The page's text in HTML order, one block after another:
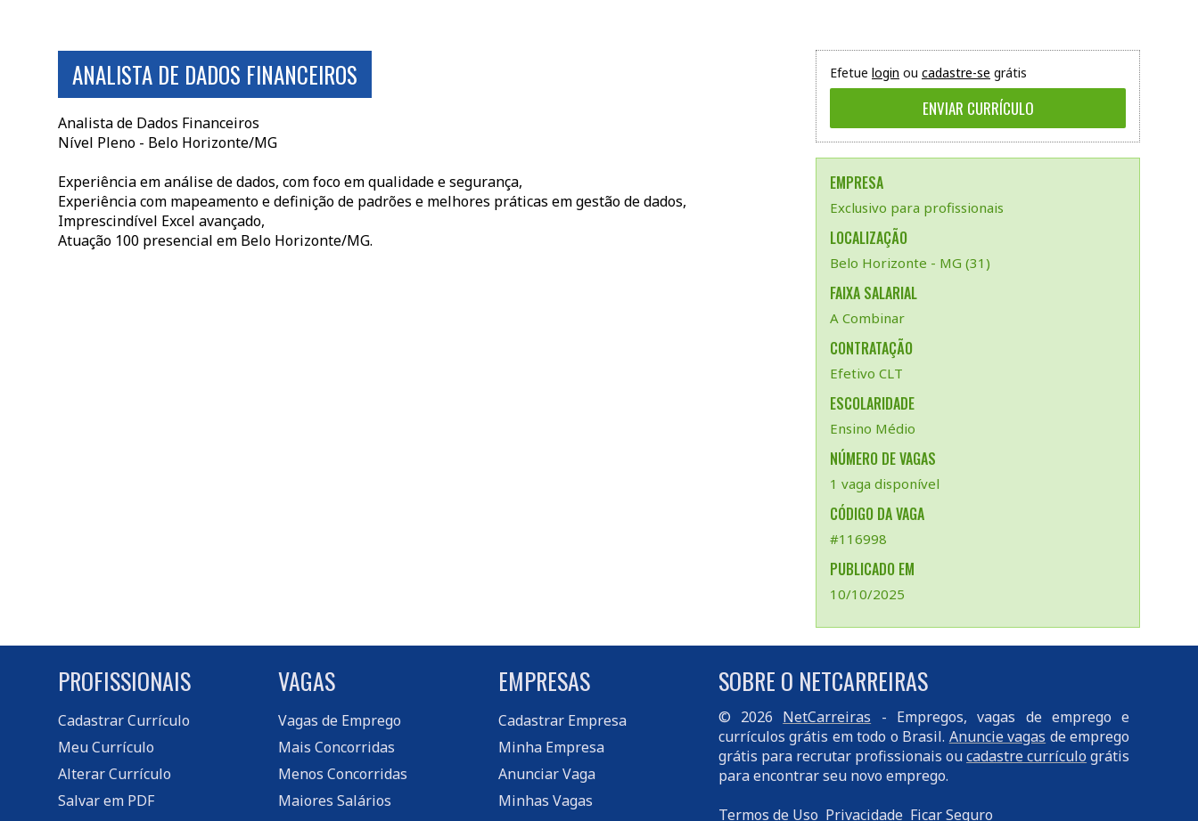
Efetue login ou cadastre-se grátis
EMPRESA
Exclusivo para profissionais
LOCALIZAÇÃO
Belo Horizonte - MG (31)
FAIXA SALARIAL
A Combinar
CONTRATAÇÃO
Efetivo CLT
ESCOLARIDADE
Ensino Médio
NÚMERO DE VAGAS
1 vaga disponível
CÓDIGO DA VAGA
#116998
PUBLICADO EM
10/10/2025
ANALISTA DE DADOS FINANCEIROS
Analista de Dados Financeiros
Nível Pleno - Belo Horizonte/MG
Experiência em análise de dados, com foco em qualidade e segurança,
Experiência com mapeamento e definição de padrões e melhores práticas em gestão de dados,
Imprescindível Excel avançado,
Atuação 100 presencial em Belo Horizonte/MG.
PROFISSIONAIS
Cadastrar Currículo
Meu Currículo
Alterar Currículo
Salvar em PDF
VAGAS
Vagas de Emprego
Mais Concorridas
Menos Concorridas
Maiores Salários
EMPRESAS
Cadastrar Empresa
Minha Empresa
Anunciar Vaga
Minhas Vagas
SOBRE O NETCARREIRAS
© 2026 NetCarreiras - Empregos, vagas de emprego e
currículos grátis em todo o Brasil. Anuncie vagas de emprego
grátis para recrutar profissionais oucadastre currículo grátis
para encontrar seu novo emprego.
Termos de Uso Privacidade Ficar Seguro